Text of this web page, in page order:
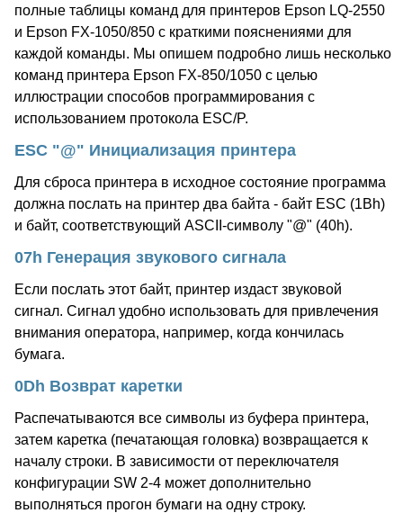
полные таблицы команд для принтеров Epson LQ-2550
и Epson FX-1050/850 с краткими пояснениями для
каждой команды. Мы опишем подробно лишь несколько
команд принтера Epson FX-850/1050 с целью
иллюстрации способов программирования с
использованием протокола ESC/P.
ESC "@" Инициализация принтера
Для сброса принтера в исходное состояние программа
должна послать на принтер два байта - байт ESC (1Bh)
и байт, соответствующий ASCII-символу "@" (40h).
07h Генерация звукового сигнала
Если послать этот байт, принтер издаст звуковой
сигнал. Сигнал удобно использовать для привлечения
внимания оператора, например, когда кончилась
бумага.
0Dh Возврат каретки
Распечатываются все символы из буфера принтера,
затем каретка (печатающая головка) возвращается к
началу строки. В зависимости от переключателя
конфигурации SW 2-4 может дополнительно
выполняться прогон бумаги на одну строку.